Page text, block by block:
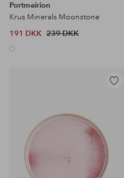
Portmeirion
Krus Minerals Moonstone
191 DKK 239 DKK
Tilføj